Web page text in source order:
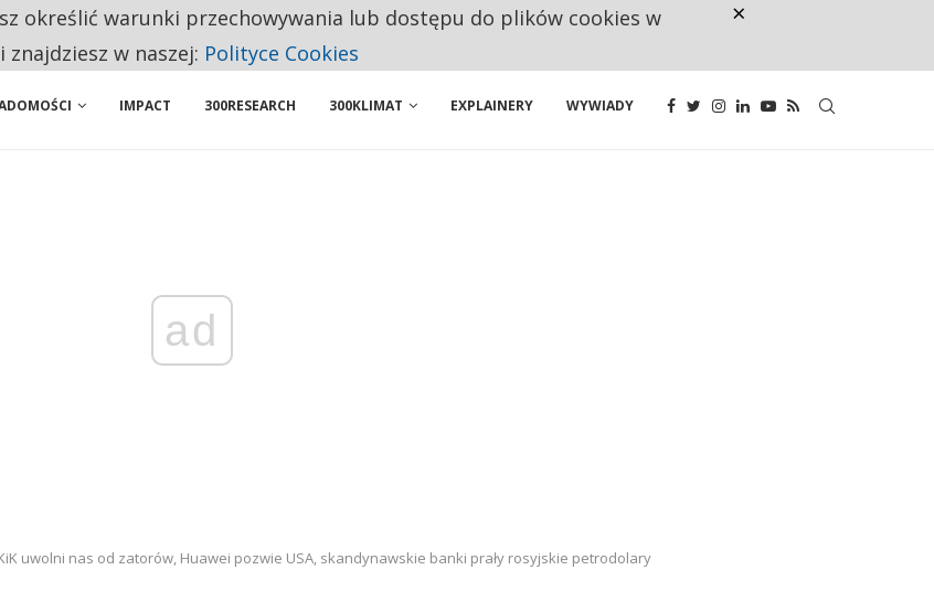
KANDYDATÓW NIE ROZPOCZYNA PRACY
IMPACT 300RESEARCH 300KLIMAT EXPLAINERY WYWIADY
ad
uwolni nas od zatorów, Huawei pozwie USA, skandynawskie banki prały rosyjskie petrodolary
określić warunki przechowywania lub dostępu do plików cookies w
w naszej: Polityce Cookies
×